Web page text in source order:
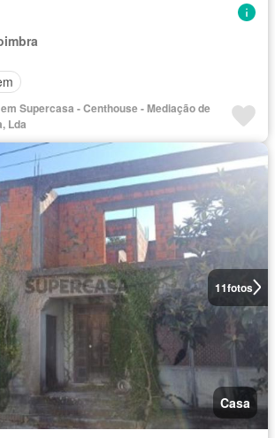
Supercasa - Centhouse - Mediação de
Lda
11fotos
Casa